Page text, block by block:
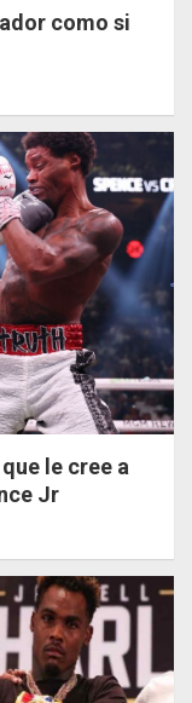
como si
le cree a
Jr